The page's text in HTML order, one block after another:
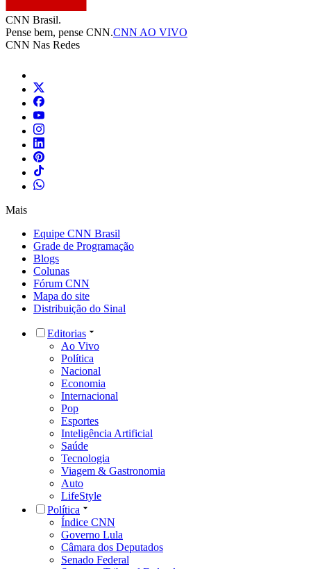
CNN Brasil.
Pense bem, pense CNN.CNN AO VIVO
CNN Nas Redes
Mais
Equipe CNN Brasil
Grade de Programação
Blogs
Colunas
Fórum CNN
Mapa do site
Distribuição do Sinal
Editorias
Ao Vivo
Política
Nacional
Economia
Internacional
Pop
Esportes
Inteligência Artificial
Saúde
Tecnologia
Viagem & Gastronomia
Auto
LifeStyle
Política
Índice CNN
Governo Lula
Câmara dos Deputados
Senado Federal